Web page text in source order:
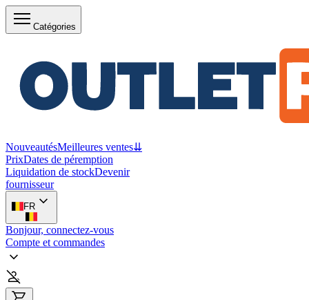
Catégories
NouveautésMeilleures ventes⇊
PrixDates de péremption
Liquidation de stockDevenir
fournisseur
FR
Bonjour, connectez-vous
Compte et commandes